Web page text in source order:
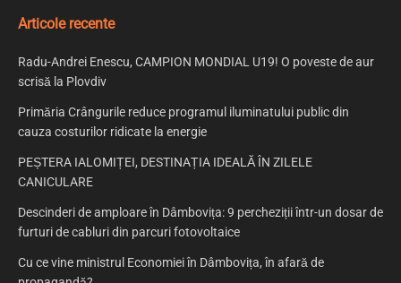
Articole recente
Radu-Andrei Enescu, CAMPION MONDIAL U19! O poveste de aur
scrisă la Plovdiv
Primăria Crângurile reduce programul iluminatului public din
cauza costurilor ridicate la energie
PEȘTERA IALOMIȚEI, DESTINAȚIA IDEALĂ ÎN ZILELE
CANICULARE
Descinderi de amploare în Dâmbovița: 9 percheziții într-un dosar de
furturi de cabluri din parcuri fotovoltaice
Cu ce vine ministrul Economiei în Dâmbovița, în afară de